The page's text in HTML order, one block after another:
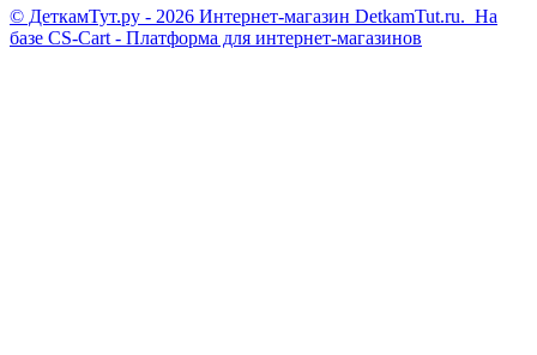
© ДеткамТут.ру - 2026 Интернет-магазин DetkamTut.ru. На
базе CS-Cart - Платформа для интернет-магазинов